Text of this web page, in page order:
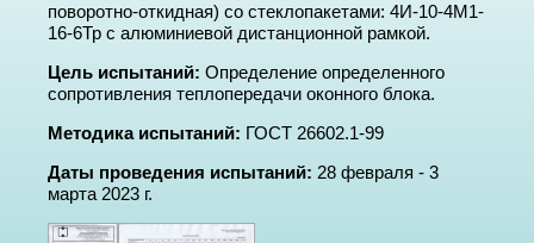
поворотно-откидная) со стеклопакетами: 4И-10-4М1-
16-6Тр с алюминиевой дистанционной рамкой.
Цель испытаний: Определение определенного
сопротивления теплопередачи оконного блока.
Метoдикa испытaний: ГОCT 26602.1-99
Даты проведения испытаний: 28 февраля - 3
марта 2023 г.